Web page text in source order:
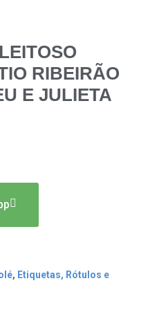
RIBEIRÃO
E JULIETA
, Etiquetas, Rótulos e